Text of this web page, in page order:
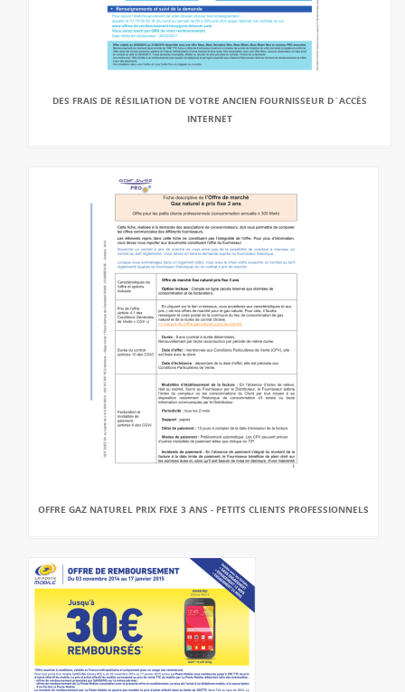
DES FRAIS DE RÉSILIATION DE VOTRE ANCIEN FOURNISSEUR D`ACCÈS
INTERNET
OFFRE GAZ NATUREL PRIX FIXE 3 ANS - PETITS CLIENTS PROFESSIONNELS